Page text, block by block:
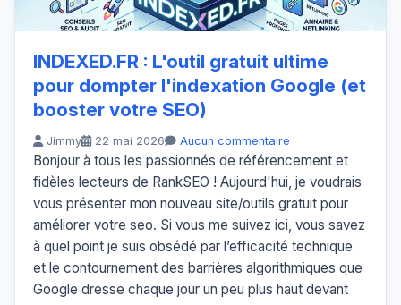
INDEXED.FR : L'outil gratuit ultime
pour dompter l'indexation Google (et
booster votre SEO)
Jimmy 22 mai 2026 Aucun commentaire
Bonjour à tous les passionnés de référencement et
fidèles lecteurs de RankSEO ! Aujourd'hui, je voudrais
vous présenter mon nouveau site/outils gratuit pour
améliorer votre seo. Si vous me suivez ici, vous savez
à quel point je suis obsédé par l’efficacité technique
et le contournement des barrières algorithmiques que
Google dresse chaque jour un peu plus haut devant